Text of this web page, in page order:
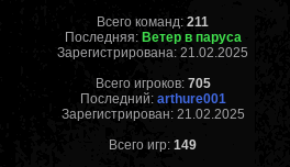
Всего команд: 211
Последняя: Ветер в паруса
Зарегистрирована: 21.02.2025
Всего игроков: 705
Последний: arthure001
Зарегистрирован: 21.02.2025
Всего игр: 149